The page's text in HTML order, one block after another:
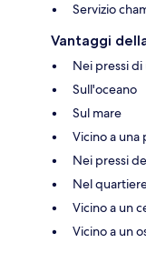
Servizio
Vantaggi
Nei pressi
Sull'oceano
Sul mare
Vicino a una
Nei pressi
Nel
Vicino a un
Vicino a un